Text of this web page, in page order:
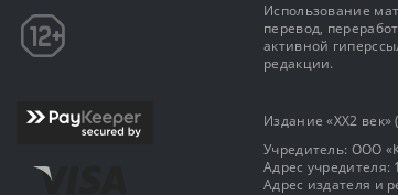
Использование
перевод,
активной
редакции.
Издание «XX2
Учредитель: OOO
Адрес учредителя:
Адрес издателя и